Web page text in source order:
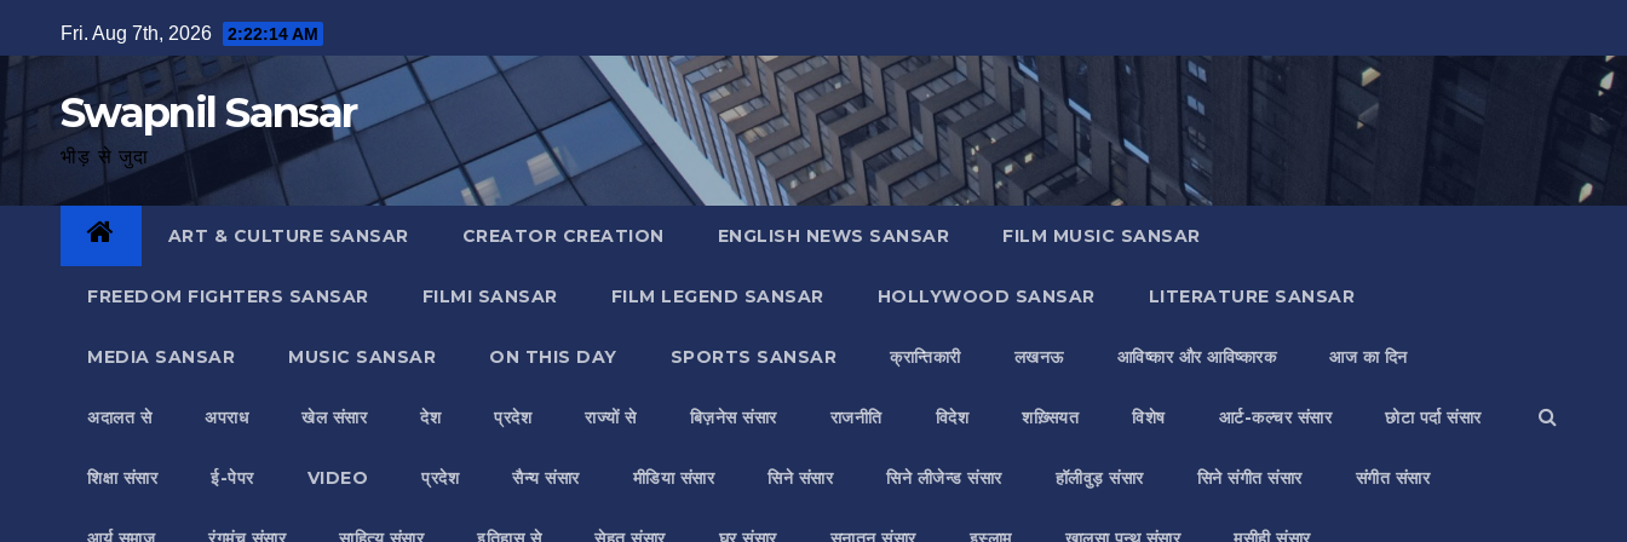
to
Fri. Aug 7th, 2026 2:22:15 AM
Swapnil Sansar
भीड़ से जुदा
ART & CULTURE SANSAR CREATOR CREATION ENGLISH NEWS SANSAR FILM MUSIC SANSAR
FREEDOM FIGHTERS SANSAR FILMI SANSAR FILM LEGEND SANSAR HOLLYWOOD SANSAR LITERATURE SANSAR
MEDIA SANSAR MUSIC SANSAR ON THIS DAY SPORTS SANSAR क्रान्तिकारी लखनऊ आविष्कार और आविष्कारक आज का दिन
अदालत से अपराध खेल संसार देश प्रदेश राज्यों से बिज़नेस संसार राजनीति विदेश शख़्सियत विशेष आर्ट-कल्चर संसार छोटा पर्दा संसार
शिक्षा संसार ई-पेपर VIDEO प्रदेश सैन्य संसार मीडिया संसार सिने संसार सिने लीजेन्ड संसार हॉलीवुड़ संसार सिने संगीत संसार संगीत संसार